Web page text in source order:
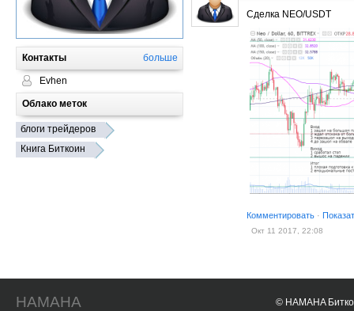
Контакты больше
Evhen
Облако меток
блоги трейдеров
Книга Биткоин
Сделка NEO/USDT
Комментировать ·
Окт 11 2017, 22:08
HAMAHA © HAMAHA